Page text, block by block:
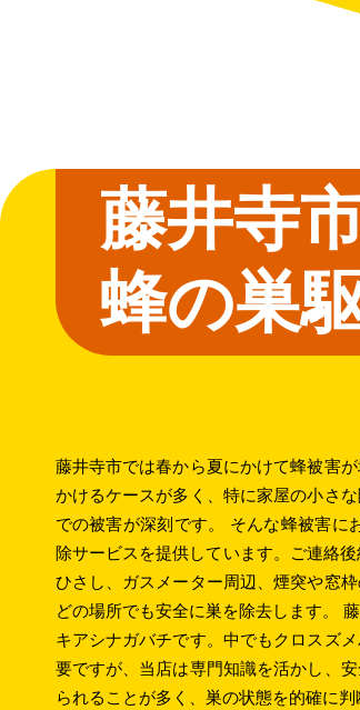
藤井寺
蜂の巣
藤井寺市では春から夏にかけて蜂被害
かけるケースが多く、特に家屋の小さ
での被害が深刻です。 そんな蜂被害に
除サービスを提供しています。ご連絡
ひさし、ガスメーター周辺、煙突や窓
どの場所でも安全に巣を除去します。
キアシナガバチです。中でもクロスズ
要ですが、当店は専門知識を活かし、
られることが多く、巣の状態を的確に